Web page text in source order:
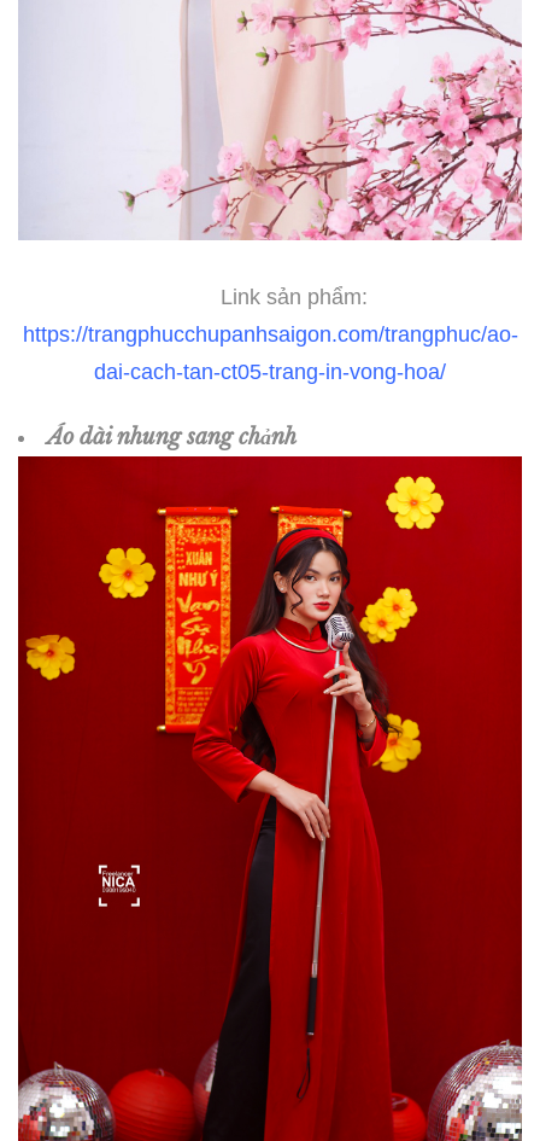
Link sản phẩm:
https://trangphucchupanhsaigon.com/trangphuc/ao-
dai-cach-tan-ct05-trang-in-vong-hoa/
Áo dài nhung sang chảnh